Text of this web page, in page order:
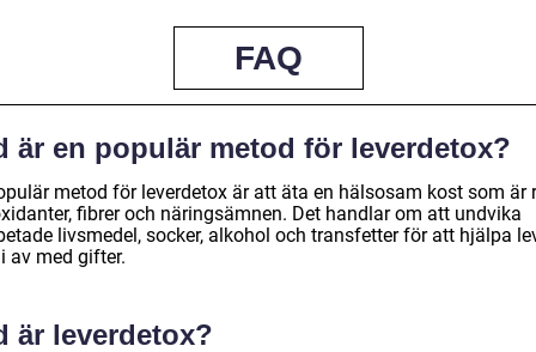
FAQ
är en populär metod för leverdetox?
metod för leverdetox är att äta en hälsosam kost som är
fibrer och näringsämnen. Det handlar om att undvika
livsmedel, socker, alkohol och transfetter för att hjälpa
av med gifter.
är leverdetox?